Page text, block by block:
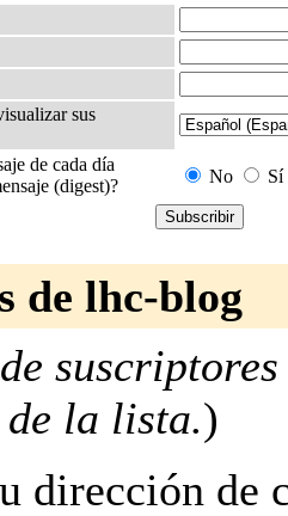
sus
de cada día
(digest)?
No Sí
de lhc-blog
la lista.)
dirección de